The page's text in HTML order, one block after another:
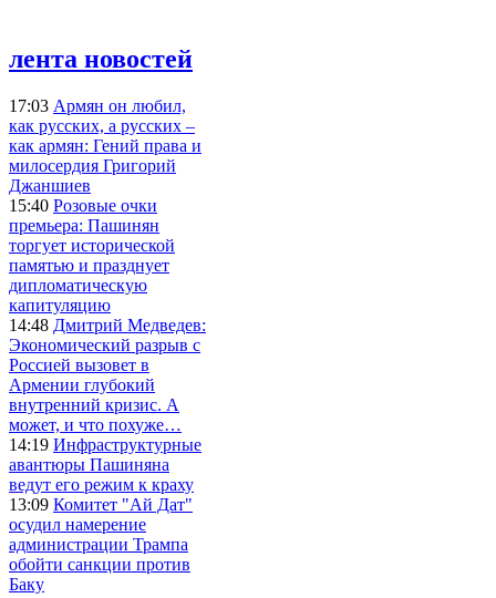
лента новостей
17:03 Армян он любил,
как русских, а русских –
как армян: Гений права и
милосердия Григорий
Джаншиев
15:40 Розовые очки
премьера: Пашинян
торгует исторической
памятью и празднует
дипломатическую
капитуляцию
14:48 Дмитрий Медведев:
Экономический разрыв с
Россией вызовет в
Армении глубокий
внутренний кризис. А
может, и что похуже…
14:19 Инфраструктурные
авантюры Пашиняна
ведут его режим к краху
13:09 Комитет "Ай Дат"
осудил намерение
администрации Трампа
обойти санкции против
Баку